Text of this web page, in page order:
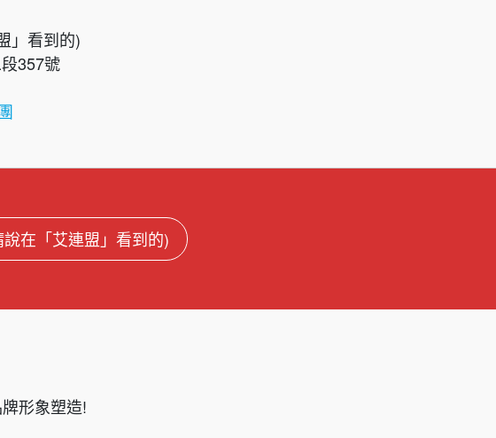
」看到的)
357號
在「艾連盟」看到的)
形象塑造!